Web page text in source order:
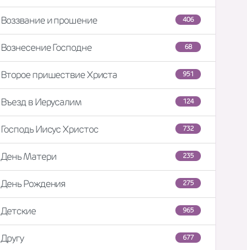
406
Воззвание и прошение
68
Вознесение Господне
951
Второе пришествие Христа
124
Въезд в Иерусалим
732
Господь Иисус Христос
235
День Матери
275
День Рождения
965
Детские
677
Другу